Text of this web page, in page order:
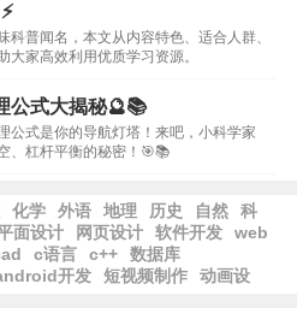
普闻名，本文从内容特色、适合人群、
家高效利用优质学习资源。
公式大揭秘🔮📚
公式是你的导航灯塔！来吧，小科学家
、杠杆平衡的秘密！🎯📚
化学 外语 地理 历史 自然
科
面设计 网页设计 软件开发
web
c语言 c++
数据库
开发 短视频制作
动画设